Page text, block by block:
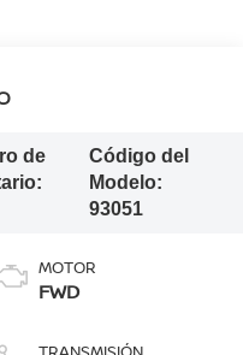
de
Código del
Modelo:
93051
MOTOR
FWD